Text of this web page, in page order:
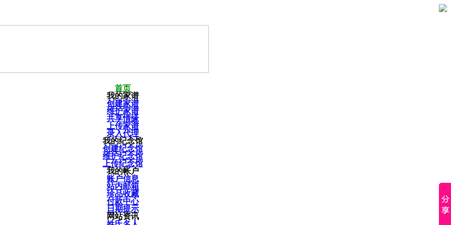
首页
我的家谱
创建家谱
维护家谱
共享情缘
上传家谱
录入代理
我的纪念馆
创建纪念馆
维护纪念馆
上传纪念馆
我的帐户
账户信息
站内邮箱
珍品收藏
付款中心
日期提示
网站资讯